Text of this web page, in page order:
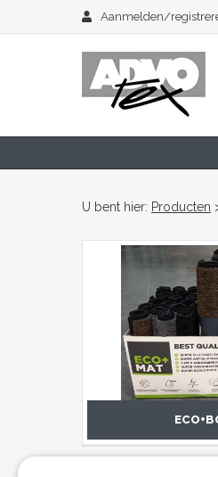
Aanmelden/
U bent hier: Producten